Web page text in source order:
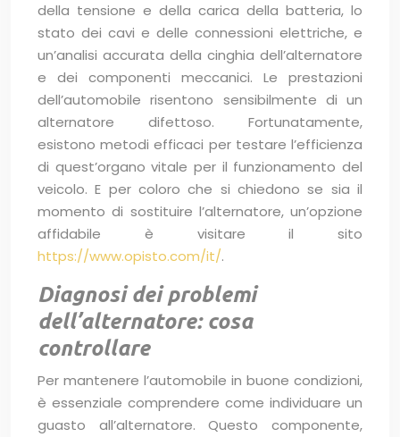
della tensione e della carica della batteria, lo
stato dei cavi e delle connessioni elettriche, e
un’analisi accurata della cinghia dell’alternatore
e dei componenti meccanici. Le prestazioni
dell’automobile risentono sensibilmente di un
alternatore difettoso. Fortunatamente,
esistono metodi efficaci per testare l’efficienza
di quest’organo vitale per il funzionamento del
veicolo. E per coloro che si chiedono se sia il
momento di sostituire l’alternatore, un’opzione
affidabile è visitare il sito
https://www.opisto.com/it/.
Diagnosi dei problemi
dell’alternatore: cosa
controllare
Per mantenere l’automobile in buone condizioni,
è essenziale comprendere come individuare un
guasto all’alternatore. Questo componente,